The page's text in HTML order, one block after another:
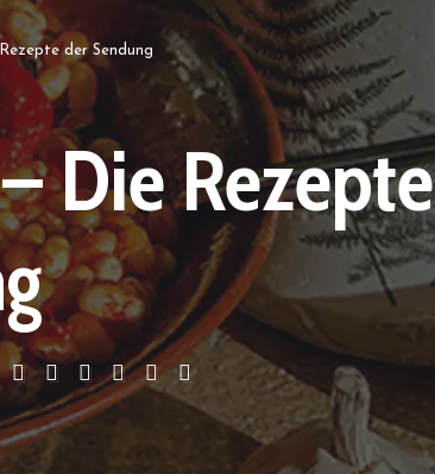
der Sendung
Die Rezepte